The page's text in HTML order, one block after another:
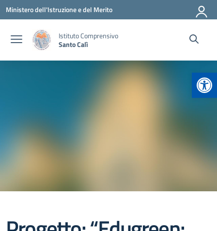
Vai ai contenuti
Vai al menu di navigazione
Vai al footer
Ministero dell'Istruzione e del Merito
Istituto Comprensivo
Santo Calì